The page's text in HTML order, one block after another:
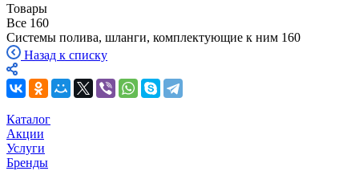
Товары
Все 160
Системы полива, шланги, комплектующие к ним 160
Назад к списку
Каталог
Акции
Услуги
Бренды